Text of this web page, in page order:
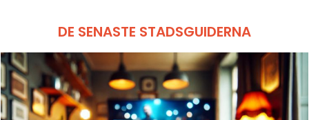
DE SENASTE STADSGUIDERNA